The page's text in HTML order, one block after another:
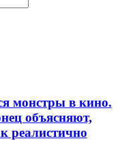
монстры в кино.
объясняют,
реалистично